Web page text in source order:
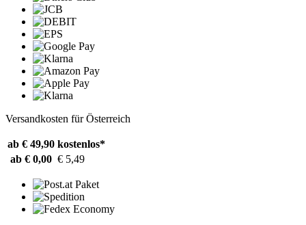
Versandkosten für Österreich
ab € 49,90 kostenlos*
ab € 0,00 € 5,49